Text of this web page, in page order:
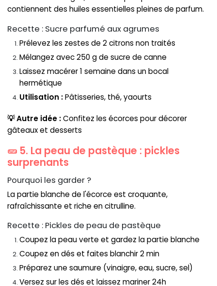
contiennent des huiles essentielles pleines de parfum.
Recette : Sucre parfumé aux agrumes
Prélevez les zestes de 2 citrons non traités
Mélangez avec 250 g de sucre de canne
Laissez macérer 1 semaine dans un bocal
hermétique
Utilisation :Pâtisseries, thé, yaourts
💡 Autre idée :Confitez les écorces pour décorer
gâteaux et desserts
🥒 5. La peau de pastèque : pickles
surprenants
Pourquoi les garder ?
La partie blanche de l'écorce est croquante,
rafraîchissante et riche en citrulline.
Recette : Pickles de peau de pastèque
Coupez la peau verte et gardez la partie blanche
Coupez en dés et faites blanchir 2 min
Préparez une saumure (vinaigre, eau, sucre, sel)
Versez sur les dés et laissez mariner 24h